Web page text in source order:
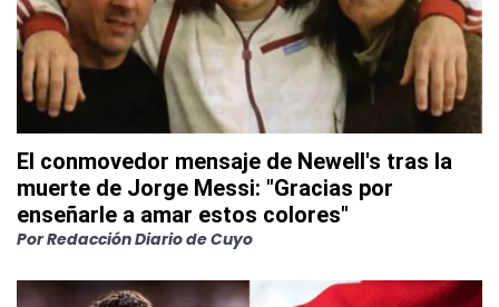
El conmovedor mensaje de Newell's tras la
muerte de Jorge Messi: "Gracias por
enseñarle a amar estos colores"
PorRedacción Diario de Cuyo